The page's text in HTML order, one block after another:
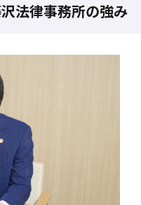
法律事務所の強み